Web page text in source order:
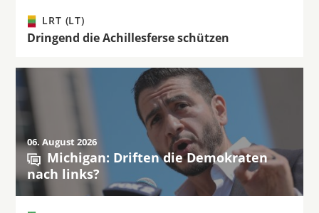
LRT (LT)
Dringend die Achillesferse schützen
06. August 2026
Michigan: Driften die Demokraten
nach links?